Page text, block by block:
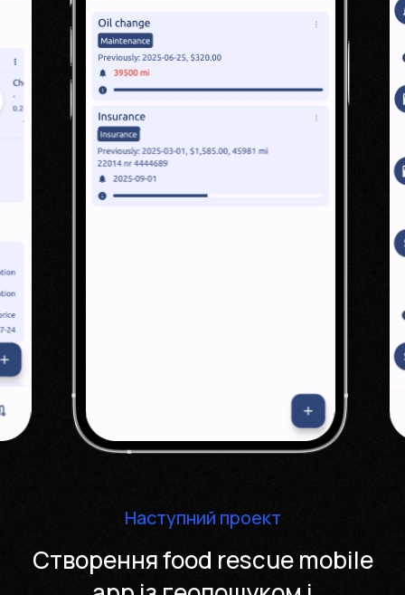
Наступний проект
Створення food rescue mobile